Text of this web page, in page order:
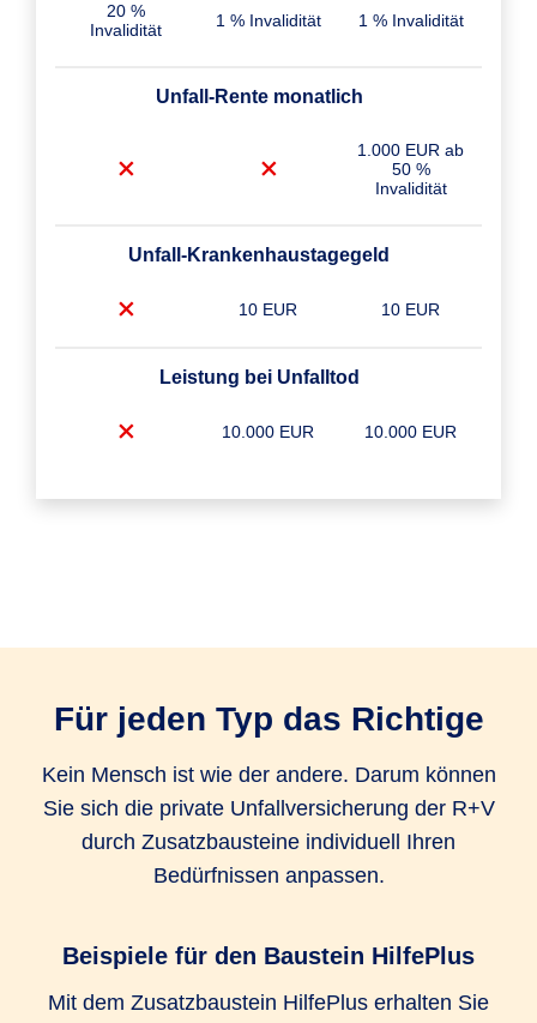
20 %
Invalidität
1 % Invalidität 1 % Invalidität
Unfall-Rente monatlich
1.000 EUR ab
50 %
Invalidität
Unfall-Krankenhaustagegeld
10 EUR 10 EUR
Leistung bei Unfalltod
10.000 EUR 10.000 EUR
Unfall-Service (Bergungskosten und
Serviceleistungen)
Kosten für kosmetische Operationen
Für jeden Typ das Richtige
Kein Mensch ist wie der andere. Darum können
Sie sich die private Unfallversicherung der R+V
durch Zusatzbausteine individuell Ihren
Bedürfnissen anpassen.
Beispiele für den Baustein HilfePlus
Mit dem Zusatzbaustein HilfePlus erhalten Sie